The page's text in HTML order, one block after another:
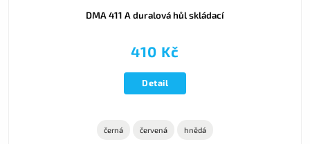
DMA 411 A duralová hůl skládací
410 Kč
Detail
černá červená hnědá